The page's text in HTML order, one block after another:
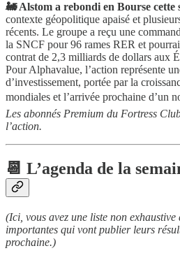
🚂 Alstom a rebondi en Bourse cette
contexte géopolitique apaisé et
récents. Le groupe a reçu une
la SNCF pour 96 rames RER et
contrat de 2,3 milliards de dollars aux
Pour Alphavalue, l’action représente
d’investissement, portée par la
mondiales et l’arrivée prochaine d’un
Les abonnés Premium du Fortress
l’action.
📆 L’agenda de la
(Ici, vous avez une liste non exhaustive
importantes qui vont publier leurs
prochaine.)